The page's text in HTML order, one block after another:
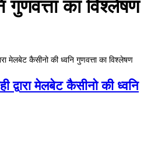
गुणवत्ता का विश्लेषण
मेलबेट कैसीनो की ध्वनि गुणवत्ता का विश्लेषण
द्वारा मेलबेट कैसीनो की ध्वनि